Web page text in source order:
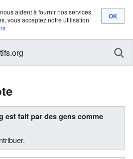
aident à fournir nos services.
vous acceptez notre utilisation
est fait par des gens comme